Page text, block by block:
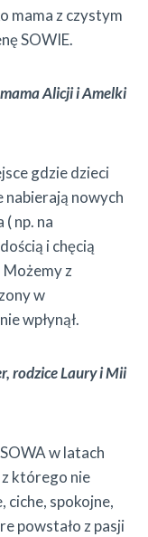
mama z czystym
SOWIE.
Alicji i Amelki
gdzie dzieci
nabierają nowych
np. na
i chęcią
Możemy z
w
wpłynął.
rodzice Laury i Mii
w latach
którego nie
ciche, spokojne,
powstało z pasji